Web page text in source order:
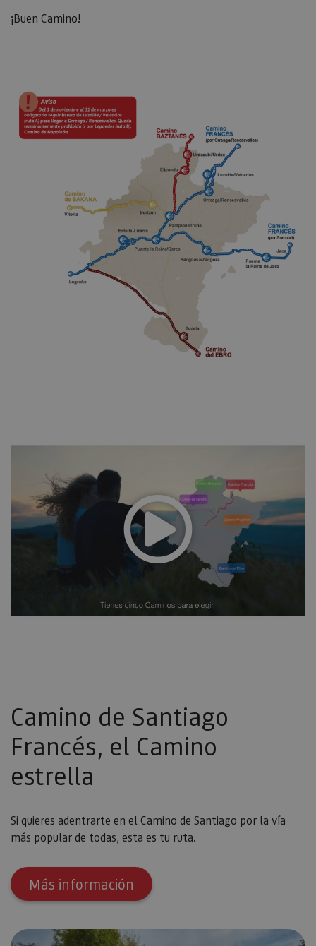
¡Buen Camino!
Camino de Santiago
Francés, el Camino
estrella
Si quieres adentrarte en el Camino de Santiago por la vía
más popular de todas, esta es tu ruta.
Más información